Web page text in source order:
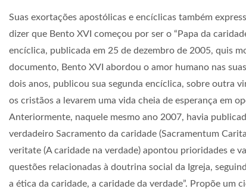
Suas exortações apostólicas e encíclicas também
dizer que Bento XVI começou por ser o “Papa da
encíclica, publicada em 25 de dezembro de 2005, quis
documento, Bento XVI abordou o amor humano nas
dois anos, publicou sua segunda encíclica, sobre outra
os cristãos a levarem uma vida cheia de esperança em
Anteriormente, naquele mesmo ano 2007, havia
verdadeiro Sacramento da caridade (Sacramentum
veritate (A caridade na verdade) apontou prioridades e
questões relacionadas à doutrina social da Igreja,
a ética da caridade, a caridade da verdade”. Propõe um